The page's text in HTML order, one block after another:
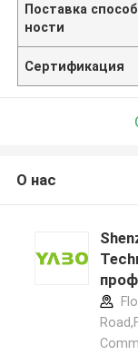
Поставка способ
ности
Сертификация
О нас